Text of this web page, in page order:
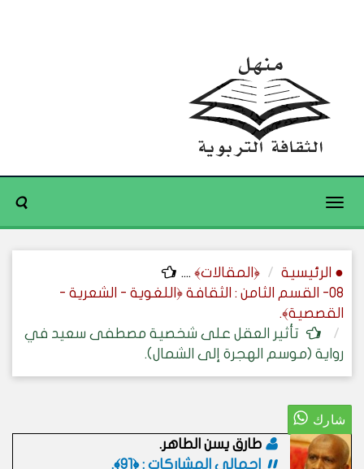
Toggle
● الرئيسية ﴿المقالات﴾ ....
08- القسم الثامن : الثقافة ﴿اللغوية - الشعرية -
القصصية﴾.
تأثير العقل على شخصية مصطفى سعيد في
رواية (موسم الهجرة إلى الشمال).
طارق يسن الطاهر.
إجمالي المشاركات : ﴿91﴾.